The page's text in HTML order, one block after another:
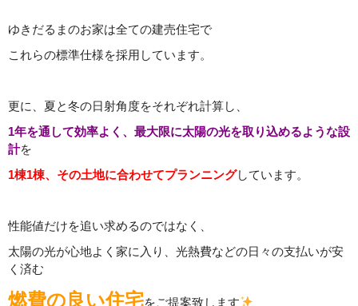
ゆきだるまのお家は全ての建売住宅で
これらの標準仕様を採用しています。
更に、夏と冬の日射角度をそれぞれ計算し、
1年を通して効率よく、最大限に太陽の光を取り込めるような設
計を
1棟1棟、その土地に合わせてプランニングしています。
性能値だけを追い求めるのではなく、
太陽の光が心地よく家に入り、光熱費などの日々の支払いが安
く済む
燃費の良い住宅をご提案致します